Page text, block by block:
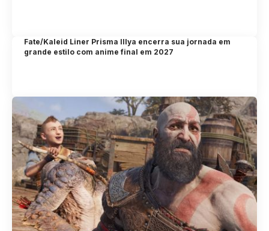
Fate/Kaleid Liner Prisma Illya encerra sua jornada em
grande estilo com anime final em 2027